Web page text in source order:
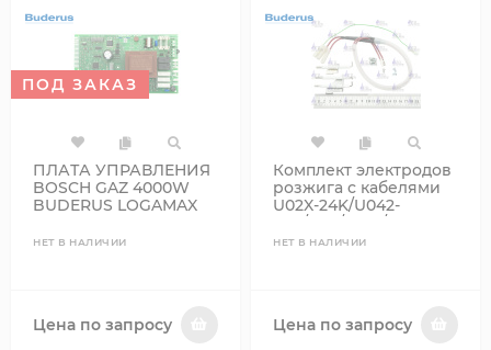
ПОД ЗАКАЗ
ПЛАТА УПРАВЛЕНИЯ
BOSCH GAZ 4000W
BUDERUS LOGAMAX
НЕТ В НАЛИЧИИ
Цена по запросу
Комплект электродов
розжига с кабелями
U02X-24K/U042-
24K/ZSA/ZWA/ZWE
19928643 87199051490
НЕТ В НАЛИЧИИ
Цена по запросу